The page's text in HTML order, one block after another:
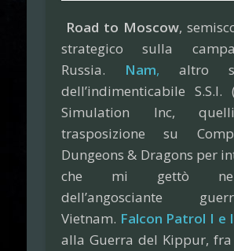
Road to Moscow,
strategico sulla
Russia. Nam, altro
dell’indimenticabile S.S.I.
Simulation Inc,
trasposizione su
Dungeons & Dragons per
che mi gettò
dell’angosciante
Vietnam. Falcon Patrol I e
alla Guerra del Kippur,